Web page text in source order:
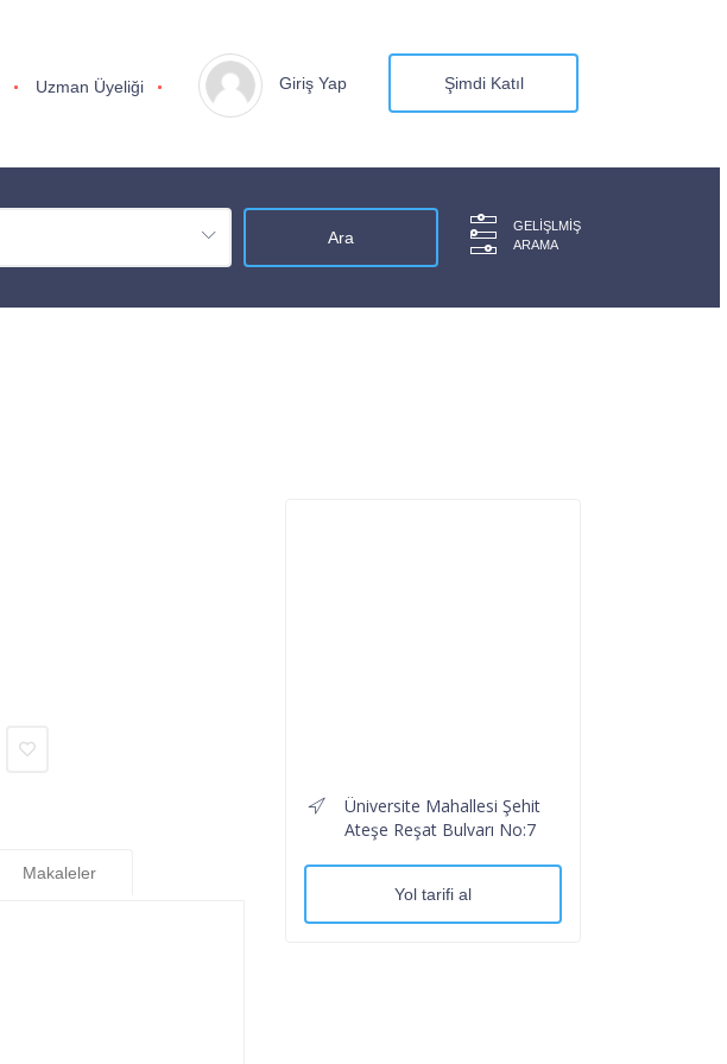
Uzman Üyeliği Giriş Yap Şimdi Katıl
GELIŞLMIŞ
ARAMA
Makaleler
Üniversite Mahallesi Şehit
Ateşe Reşat Bulvarı No:7
Yol tarifi al